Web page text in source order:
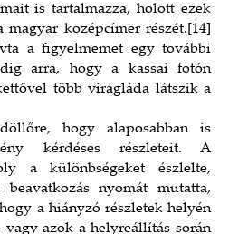
is tartalmazza, holott ezek
magyar középcímer részét.[14]
a figyelmemet egy további
arra, hogy a kassai fotón
több virágláda látszik a
hogy alaposabban is
kérdéses részleteit. A
a különbségeket észlelte,
nyomát mutatta,
a hiányzó részletek helyén
azok a helyreállítás során